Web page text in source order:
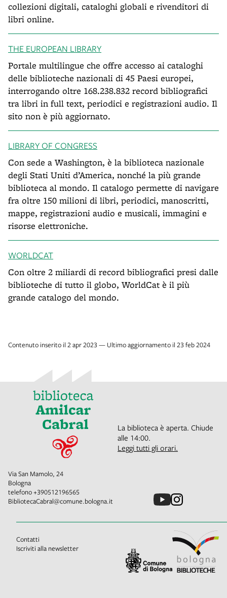
collezioni digitali, cataloghi globali e rivenditori di
libri online.
THE EUROPEAN LIBRARY
Portale multilingue che offre accesso ai cataloghi
delle biblioteche nazionali di 45 Paesi europei,
interrogando oltre 168.238.832 record bibliografici
tra libri in full text, periodici e registrazioni audio. Il
sito non è più aggiornato.
LIBRARY OF CONGRESS
Con sede a Washington, è la biblioteca nazionale
degli Stati Uniti d’America, nonché la più grande
biblioteca al mondo. Il catalogo permette di navigare
fra oltre 150 milioni di libri, periodici, manoscritti,
mappe, registrazioni audio e musicali, immagini e
risorse elettroniche.
WORLDCAT
Con oltre 2 miliardi di record bibliografici presi dalle
biblioteche di tutto il globo, WorldCat è il più
grande catalogo del mondo.
Contenuto inserito il 2 apr 2023 — Ultimo aggiornamento il 23 feb 2024
La biblioteca è aperta. Chiude
alle 14:00.
Leggi tutti gli orari.
Via San Mamolo, 24
Bologna
telefono+390512196565
BibliotecaCabral@comune.bologna.it
Contatti
Iscriviti alla newsletter